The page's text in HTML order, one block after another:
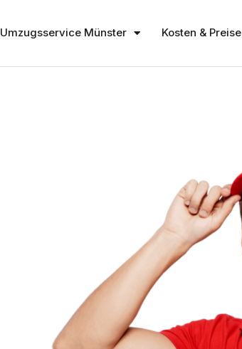
Umzugsservice Münster Kosten & Preise